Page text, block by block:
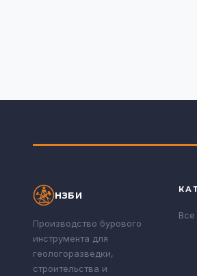
НЗБИ
Производство бурового
инструмента для
геологоразведки,
строительства и
Все